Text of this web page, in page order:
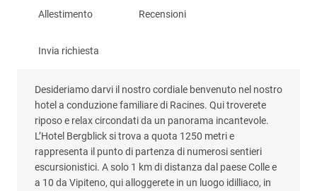
Allestimento Recensioni
Invia richiesta
Desideriamo darvi il nostro cordiale benvenuto nel nostro
hotel a conduzione familiare di Racines. Qui troverete
riposo e relax circondati da un panorama incantevole.
L’Hotel Bergblick si trova a quota 1250 metri e
rappresenta il punto di partenza di numerosi sentieri
escursionistici. A solo 1 km di distanza dal paese Colle e
a 10 da Vipiteno, qui alloggerete in un luogo idilliaco, in